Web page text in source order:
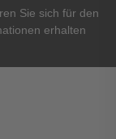
Sie sich für den
erhalten